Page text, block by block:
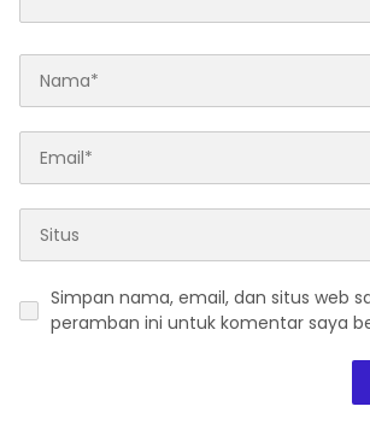
Simpan nama, email, dan situs web
peramban ini untuk komentar saya